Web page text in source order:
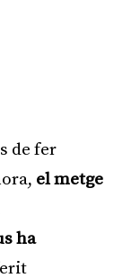
de fer
el metge
ha